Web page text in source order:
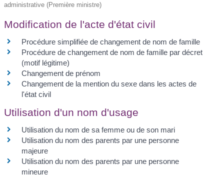
administrative (Première ministre)
Modification de l'acte d'état civil
Procédure simplifiée de changement de nom de famille
Procédure de changement de nom de famille par décret
(motif légitime)
Changement de prénom
Changement de la mention du sexe dans les actes de
l'état civil
Utilisation d'un nom d'usage
Utilisation du nom de sa femme ou de son mari
Utilisation du nom des parents par une personne
majeure
Utilisation du nom des parents par une personne
mineure